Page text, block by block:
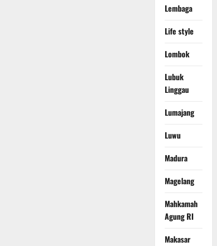
Lembaga
Life style
Lombok
Lubuk
Linggau
Lumajang
Luwu
Madura
Magelang
Mahkamah
Agung RI
Makasar